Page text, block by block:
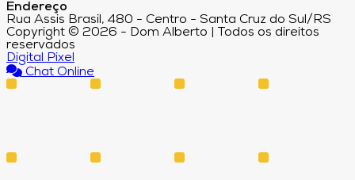
Endereço
Rua Assis Brasil, 480 - Centro - Santa Cruz do Sul/RS
Copyright © 2026 - Dom Alberto | Todos os direitos
reservados
Digital Pixel
Chat Online